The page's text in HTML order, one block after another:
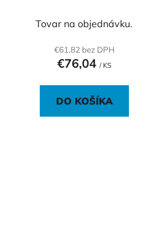
Tovar na objednávku.
€61,82 bez DPH
€76,04 / KS
DO KOŠÍKA